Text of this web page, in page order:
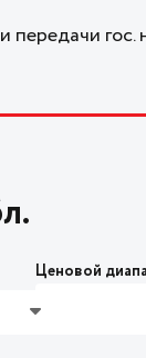
Ценовой